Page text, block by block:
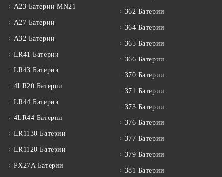
A23 Батерии MN21
A27 Батерии
A32 Батерии
LR41 Батерии
LR43 Батерии
4LR20 Батерии
LR44 Батерии
4LR44 Батерии
LR1130 Батерии
LR1120 Батерии
PX27A Батерии
362 Батерии
364 Батерии
365 Батерии
366 Батерии
370 Батерии
371 Батерии
373 Батерии
376 Батерии
377 Батерии
379 Батерии
381 Батерии